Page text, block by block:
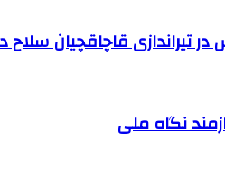
تیراندازی قاچاقچیان سلاح
نگاه ملی